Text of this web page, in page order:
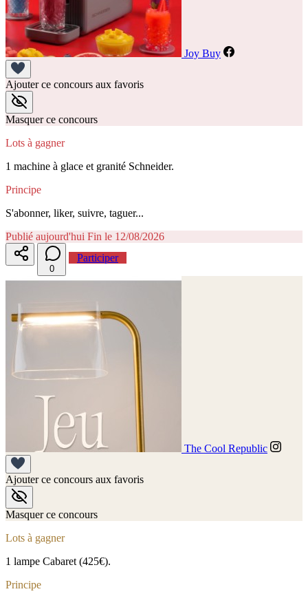
Joy Buy
Ajouter ce concours aux favoris
Masquer ce concours
Lots à gagner
1 machine à glace et granité Schneider.
Principe
S'abonner, liker, suivre, taguer...
Publié aujourd'hui Fin le 12/08/2026
0
Participer
The Cool Republic
Ajouter ce concours aux favoris
Masquer ce concours
Lots à gagner
1 lampe Cabaret (425€).
Principe